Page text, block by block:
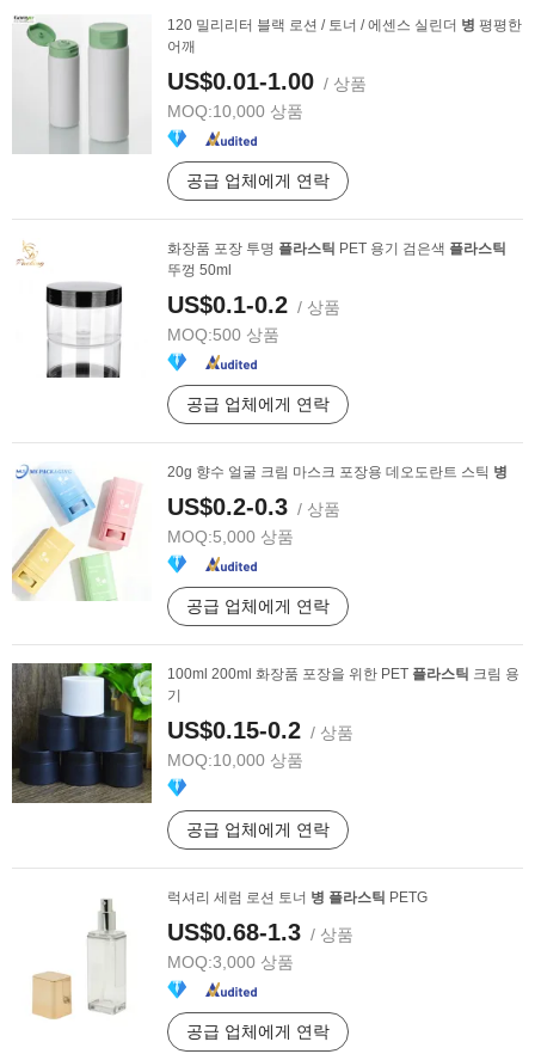
120 밀리리터 블랙 로션 / 토너 / 에센스 실린더 병 평평한
어깨
US$0.01-1.00 / 상품
MOQ:10,000 상품
공급 업체에게 연락
화장품 포장 투명 플라스틱 PET 용기 검은색 플라스틱
뚜껑 50ml
US$0.1-0.2 / 상품
MOQ:500 상품
공급 업체에게 연락
20g 향수 얼굴 크림 마스크 포장용 데오도란트 스틱 병
US$0.2-0.3 / 상품
MOQ:5,000 상품
공급 업체에게 연락
100ml 200ml 화장품 포장을 위한 PET 플라스틱 크림 용
기
US$0.15-0.2 / 상품
MOQ:10,000 상품
공급 업체에게 연락
럭셔리 세럼 로션 토너 병 플라스틱 PETG
US$0.68-1.3 / 상품
MOQ:3,000 상품
공급 업체에게 연락